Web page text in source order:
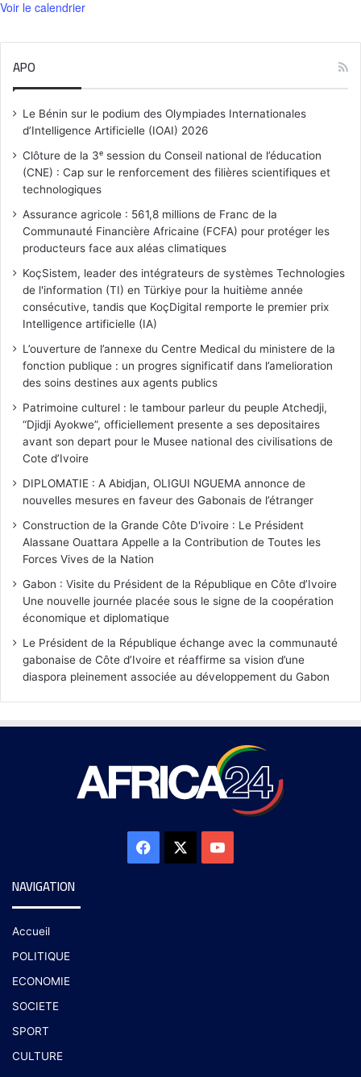
Voir le calendrier
APO
Le Bénin sur le podium des Olympiades Internationales
d’Intelligence Artificielle (IOAI) 2026
Clôture de la 3ᵉ session du Conseil national de l’éducation
(CNE) : Cap sur le renforcement des filières scientifiques et
technologiques
Assurance agricole : 561,8 millions de Franc de la
Communauté Financière Africaine (FCFA) pour protéger les
producteurs face aux aléas climatiques
KoçSistem, leader des intégrateurs de systèmes Technologies
de l'information (TI) en Türkiye pour la huitième année
consécutive, tandis que KoçDigital remporte le premier prix
Intelligence artificielle (IA)
L’ouverture de l’annexe du Centre Medical du ministere de la
fonction publique : un progres significatif dans l’amelioration
des soins destines aux agents publics
Patrimoine culturel : le tambour parleur du peuple Atchedji,
“Djidji Ayokwe”, officiellement presente a ses depositaires
avant son depart pour le Musee national des civilisations de
Cote d’Ivoire
DIPLOMATIE : A Abidjan, OLIGUI NGUEMA annonce de
nouvelles mesures en faveur des Gabonais de l’étranger
Construction de la Grande Côte D'ivoire : Le Président
Alassane Ouattara Appelle a la Contribution de Toutes les
Forces Vives de la Nation
Gabon : Visite du Président de la République en Côte d’Ivoire
Une nouvelle journée placée sous le signe de la coopération
économique et diplomatique
Le Président de la République échange avec la communauté
gabonaise de Côte d’Ivoire et réaffirme sa vision d’une
diaspora pleinement associée au développement du Gabon
NAVIGATION
Accueil
POLITIQUE
ECONOMIE
SOCIETE
SPORT
CULTURE